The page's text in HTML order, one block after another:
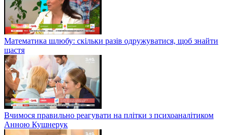
Математика шлюбу: скільки разів одружуватися, щоб знайти
щастя
Вчимося правильно реагувати на плітки з психоаналітиком
Анною Кушнерук